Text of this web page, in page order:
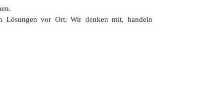
Lösungen vor Ort: Wir denken mit, handeln